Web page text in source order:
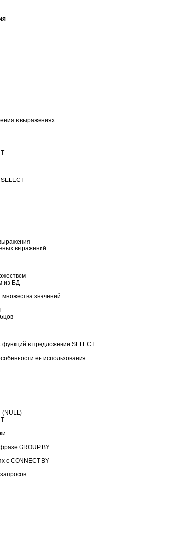
в выражениях
выражений
из БД
множества значений
функций в предложении SELECT
ее использования
(NULL)
GROUP BY
с CONNECT BY